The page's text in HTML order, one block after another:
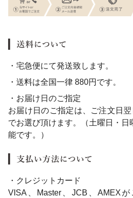
・宅急便にて発送致します。
・送料は全国一律 880円です。
・お届け日のご指定
お届け日のご指定は、ご注文日
でお選び頂けます。（土曜日・日
能です。）
・クレジットカード
VISA、Master、JCB、AMEX